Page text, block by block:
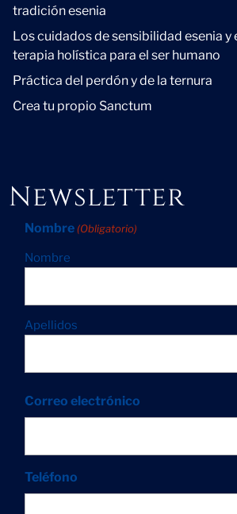
tradición esenia
Los cuidados de sensibilidad esenia y
terapia holística para el ser humano
Práctica del perdón y de la ternura
Crea tu propio Sanctum
Newsletter
Nombre (Obligatorio)
Nombre
Apellidos
Correo electrónico
Teléfono